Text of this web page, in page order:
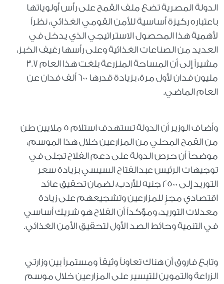
الدولة المصرية تضع ملف القمح على رأس أولوياتها
باعتباره ركيزة أساسية للأمن القومي الغذائي، نظراً
لأهمية هذا المحصول الاستراتيجي الذي يدخل في
العديد من الصناعات الغذائية وعلى رأسها رغيف الخبز،
مشيراً إلى أن المساحة المنزرعة بلغت هذا العام 3.7
مليون فدان لأول مرة، بزيادة قدرها 600 ألف فدان عن
العام الماضي.
وأضاف الوزير أن الدولة تستهدف استلام 5 ملايين طن
من القمح المحلي من المزارعين خلال هذا الموسم،
موضحاً أن حرص الدولة على دعم الفلاح تجلى في
توجيهات الرئيس عبدالفتاح السيسي بزيادة سعر
التوريد إلى 2500 جنيه للأردب، لضمان تحقيق عائد
اقتصادي مجزٍ للمزارعين وتشجيعهم على زيادة
معدلات التوريد، ومؤكداً أن الفلاح هو شريك أساسي
في التنمية وحائط الصد الأول لتحقيق الأمن الغذائي.
وتابع فاروق أن هناك تعاوناً وثيقاً ومستمراً بين وزارتي
الزراعة والتموين للتيسير على المزارعين خلال موسم